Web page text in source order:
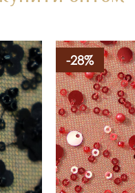
-28%